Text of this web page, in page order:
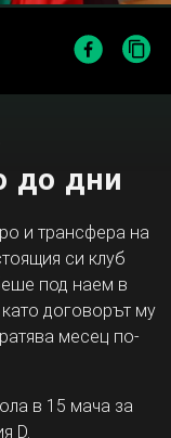
до дни
и трансфера на
си клуб
под наем в
договорът му
месец по-
в 15 мача за
D.